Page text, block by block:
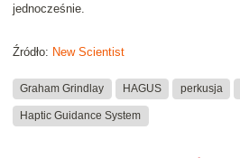
jednocześnie.
Źródło: New Scientist
Graham Grindlay HAGUS perkusja
Haptic Guidance System